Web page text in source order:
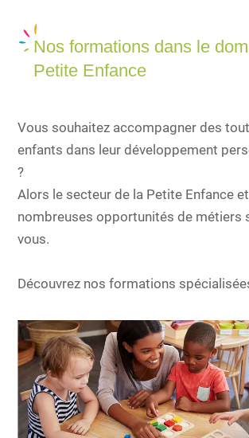
Nos formations dans le
Petite Enfance
Vous souhaitez accompagner des
enfants dans leur développement
?
Alors le secteur de la Petite Enfance
nombreuses opportunités de métiers
vous.
Découvrez nos formations